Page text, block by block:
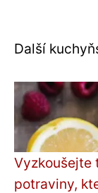
Další
Vyzkoušejte
potraviny,